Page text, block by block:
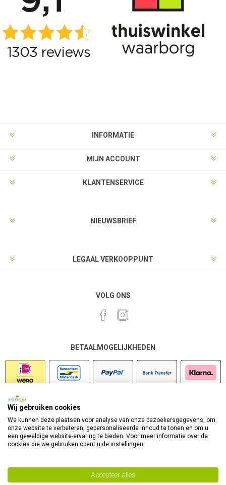
INFORMATIE
MIJN ACCOUNT
KLANTENSERVICE
NIEUWSBRIEF
LEGAAL VERKOOPPUNT
VOLG ONS
BETAALMOGELIJKHEDEN
Wij gebruiken cookies
We kunnen deze plaatsen voor analyse van onze bezoekersgegevens, om
onze website te verbeteren, gepersonaliseerde inhoud te tonen en om u
een geweldige website-ervaring te bieden. Voor meer informatie over de
cookies die we gebruiken opent u de instellingen.
Accepteer alles